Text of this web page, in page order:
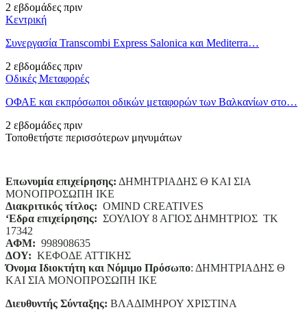
2 εβδομάδες πριν
Κεντρική
Συνεργασία Transcombi Express Salonica και Mediterra…
2 εβδομάδες πριν
Οδικές Μεταφορές
ΟΦΑΕ και εκπρόσωποι οδικών μεταφορών των Βαλκανίων στο…
2 εβδομάδες πριν
Τοποθετήστε περισσότερων μηνυμάτων
Επωνυμία επιχείρησης: ΔΗΜΗΤΡΙΑΔΗΣ Θ ΚΑΙ ΣΙΑ
ΜΟΝΟΠΡΟΣΩΠΗ ΙΚΕ
Διακριτικός τίτλος: ΟΜΙΝD CREATIVES
‘Eδρα επιχείρησης: ΣΟΥΛΙΟΥ 8 ΑΓΙΟΣ ΔΗΜΗΤΡΙΟΣ ΤΚ
17342
ΑΦΜ: 998908635
ΔΟΥ: ΚΕΦΟΔΕ ΑΤΤΙΚΗΣ
Όνομα Ιδιοκτήτη και Νόμιμο Πρόσωπο: ΔΗΜΗΤΡΙΑΔΗΣ Θ
ΚΑΙ ΣΙΑ ΜΟΝΟΠΡΟΣΩΠΗ ΙΚΕ
Διευθυντής Σύνταξης: ΒΛΑΔΙΜΗΡΟΥ ΧΡΙΣΤΙΝΑ